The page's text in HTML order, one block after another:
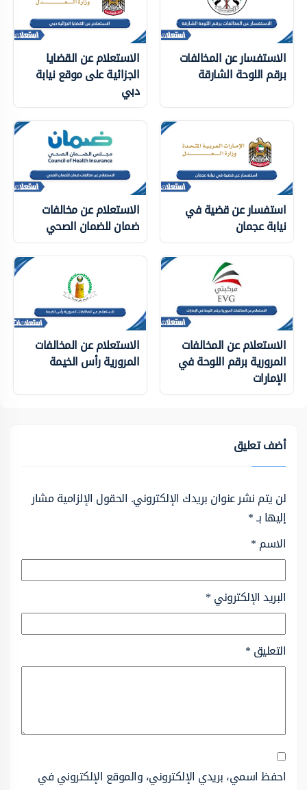
الاستفسار عن المخالفات
برقم اللوحة الشارقة
الاستعلام عن القضايا
الجزائية على موقع نيابة
دبي
استفسار عن قضية في
نيابة عجمان
الاستعلام عن مخالفات
ضمان للضمان الصحي
الاستعلام عن المخالفات
المرورية برقم اللوحة في
الإمارات
الاستعلام عن المخالفات
المرورية رأس الخيمة
أضف تعليق
لن يتم نشر عنوان بريدك الإلكتروني. الحقول الإلزامية مشار
إليها بـ*
الاسم*
البريد الإلكتروني*
التعليق*
احفظ اسمي، بريدي الإلكتروني، والموقع الإلكتروني في